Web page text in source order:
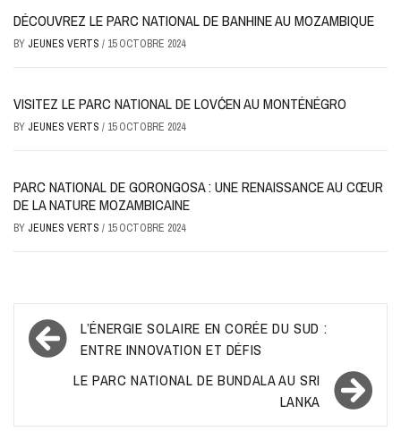
DÉCOUVREZ LE PARC NATIONAL DE BANHINE AU MOZAMBIQUE
BY JEUNES VERTS / 15 OCTOBRE 2024
VISITEZ LE PARC NATIONAL DE LOVĆEN AU MONTÉNÉGRO
BY JEUNES VERTS / 15 OCTOBRE 2024
PARC NATIONAL DE GORONGOSA : UNE RENAISSANCE AU CŒUR
DE LA NATURE MOZAMBICAINE
BY JEUNES VERTS / 15 OCTOBRE 2024
Navigation
de
l’article
L’ÉNERGIE SOLAIRE EN CORÉE DU SUD :
ENTRE INNOVATION ET DÉFIS
LE PARC NATIONAL DE BUNDALA AU SRI
LANKA